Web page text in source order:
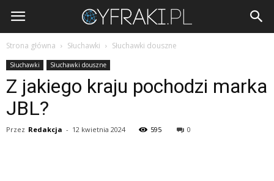
Cyfraki.pl
Strona główna Słuchawki Słuchawki douszne
Słuchawki Słuchawki douszne
Z jakiego kraju pochodzi marka
JBL?
Przez Redakcja - 12 kwietnia 2024 595 0